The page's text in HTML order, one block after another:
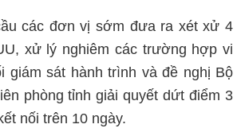
các đơn vị sớm đưa ra xét xử 4
xử lý nghiêm các trường hợp vi
giám sát hành trình và đề nghị Bộ
phòng tỉnh giải quyết dứt điểm 3
nối trên 10 ngày.